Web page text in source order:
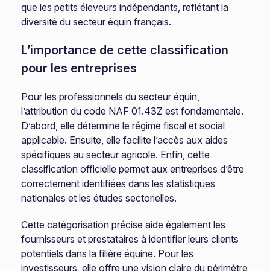
que les petits éleveurs indépendants, reflétant la
diversité du secteur équin français.
L’importance de cette classification
pour les entreprises
Pour les professionnels du secteur équin,
l’attribution du code NAF 01.43Z est fondamentale.
D’abord, elle détermine le régime fiscal et social
applicable. Ensuite, elle facilite l’accès aux aides
spécifiques au secteur agricole. Enfin, cette
classification officielle permet aux entreprises d’être
correctement identifiées dans les statistiques
nationales et les études sectorielles.
Cette catégorisation précise aide également les
fournisseurs et prestataires à identifier leurs clients
potentiels dans la filière équine. Pour les
investisseurs, elle offre une vision claire du périmètre